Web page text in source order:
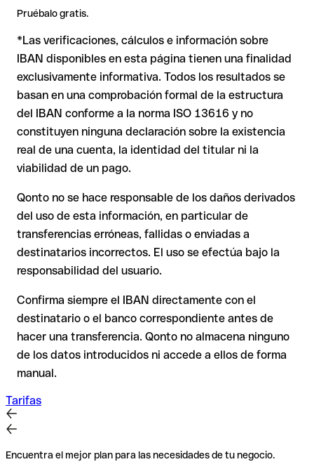
Nota: en transferencias en divisas extranjeras (por ejemplo,
USD o GBP) pueden aplicarse comisiones de cambio
adicionales. Consulta previamente las condiciones vigentes
con Issue with interpolation.
directamente con el destinatario, especialmente en nuevas
2. IBAN formalmente válido pero incorrecto
casualmente forma otra combinación formalmente válida, la
transferencia se ejecuta hacia una cuenta ajena. En ese caso:
El banco receptor está obligado a colaborar en la
Tu entidad puede iniciar un proceso de reclamación a
destinatario ya ha retirado el dinero.
En transferencias internacionales fuera del área SEPA,
la recuperación es considerablemente más compleja y
conlleva comisiones adicionales.
Recomendación: Verifica siempre el IBAN antes de una
transferencia con nuestro
Verificador de IBAN
gratuito y, en
caso de duda, confírmalo directamente con el destinatario.
Esta precaución es especialmente importante con importes
elevados o en nuevas relaciones comerciales.
Pruébalo gratis.
*Las verificaciones, cálculos e información sobre
IBAN disponibles en esta página tienen una finalidad
exclusivamente informativa. Todos los resultados se
basan en una comprobación formal de la estructura
del IBAN conforme a la norma ISO 13616 y no
constituyen ninguna declaración sobre la existencia
real de una cuenta, la identidad del titular ni la
viabilidad de un pago.
Qonto no se hace responsable de los daños derivados
del uso de esta información, en particular de
transferencias erróneas, fallidas o enviadas a
destinatarios incorrectos. El uso se efectúa bajo la
responsabilidad del usuario.
Confirma siempre el IBAN directamente con el
destinatario o el banco correspondiente antes de
hacer una transferencia. Qonto no almacena ninguno
de los datos introducidos ni accede a ellos de forma
manual.
Tarifas
Encuentra el mejor plan para las necesidades de tu negocio.